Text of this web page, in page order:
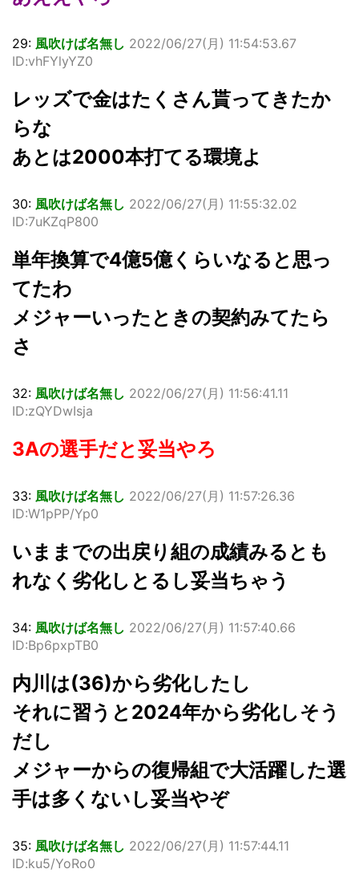
29: 風吹けば名無し 2022/06/27(月) 11:54:53.67
ID:vhFYlyYZ0
レッズで金はたくさん貰ってきたか
らな
あとは2000本打てる環境よ
30: 風吹けば名無し 2022/06/27(月) 11:55:32.02
ID:7uKZqP800
単年換算で4億5億くらいなると思っ
てたわ
メジャーいったときの契約みてたら
さ
32: 風吹けば名無し 2022/06/27(月) 11:56:41.11
ID:zQYDwIsja
3Aの選手だと妥当やろ
33: 風吹けば名無し 2022/06/27(月) 11:57:26.36
ID:W1pPP/Yp0
いままでの出戻り組の成績みるとも
れなく劣化しとるし妥当ちゃう
34: 風吹けば名無し 2022/06/27(月) 11:57:40.66
ID:Bp6pxpTB0
内川は(36)から劣化したし
それに習うと2024年から劣化しそう
だし
メジャーからの復帰組で大活躍した選
手は多くないし妥当やぞ
35: 風吹けば名無し 2022/06/27(月) 11:57:44.11
ID:ku5/YoRo0